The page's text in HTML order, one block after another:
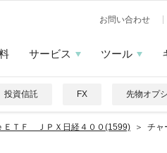
お問い合わせ
サービス ツール
投資信託 FX 先物オプ
ＥＴＦ ＪＰＸ日経４００(1599) チャ